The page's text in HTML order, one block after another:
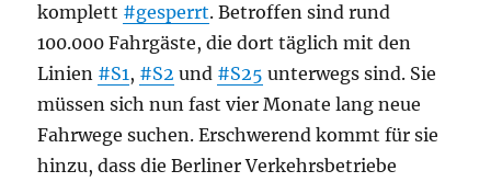
komplett #gesperrt. Betroffen sind rund
100.000 Fahrgäste, die dort täglich mit den
Linien #S1, #S2 und #S25 unterwegs sind. Sie
müssen sich nun fast vier Monate lang neue
Fahrwege suchen. Erschwerend kommt für sie
hinzu, dass die Berliner Verkehrsbetriebe